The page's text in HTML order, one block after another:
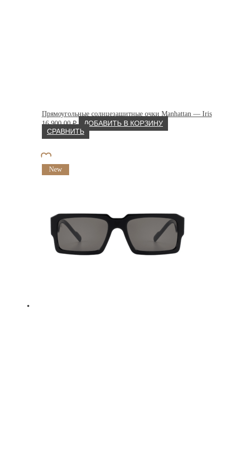
Прямоугольные солнцезащитные очки Manhattan — Iris
16 900.00₽
ДОБАВИТЬ В КОРЗИНУ
СРАВНИТЬ
New